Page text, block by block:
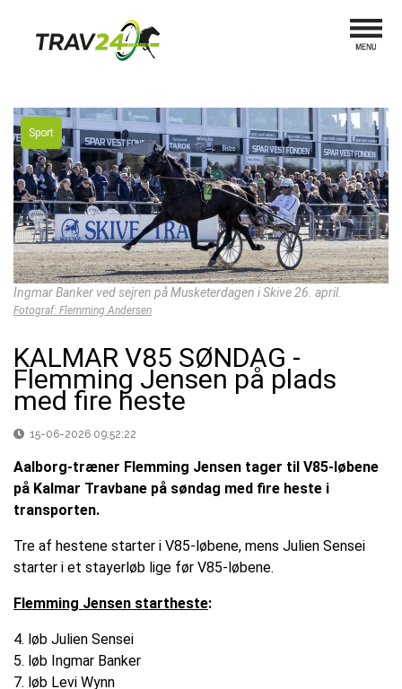
Sport
Ingmar Banker ved sejren på Musketerdagen i Skive 26. april.
Fotograf: Flemming Andersen
KALMAR V85 SØNDAG -
Flemming Jensen på plads
med fire heste
15-06-2026 09:52:22
Aalborg-træner Flemming Jensen tager til V85-løbene
på Kalmar Travbane på søndag med fire heste i
transporten.
Tre af hestene starter i V85-løbene, mens Julien Sensei
starter i et stayerløb lige før V85-løbene.
Flemming Jensen startheste:
4. løb Julien Sensei
5. løb Ingmar Banker
7. løb Levi Wynn